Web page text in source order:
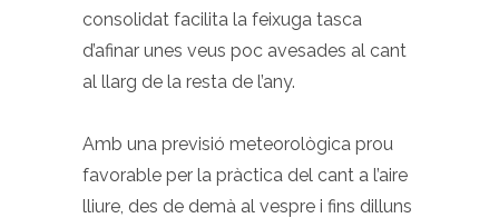
consolidat facilita la feixuga tasca
d’afinar unes veus poc avesades al cant
al llarg de la resta de l’any.
Amb una previsió meteorològica prou
favorable per la pràctica del cant a l’aire
lliure, des de demà al vespre i fins dilluns